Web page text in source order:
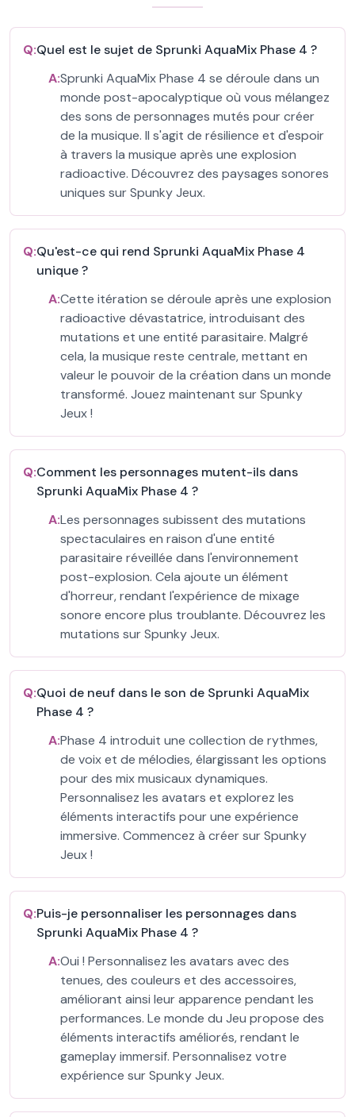
Q:Quel est le sujet de Sprunki AquaMix Phase 4 ?
A:Sprunki AquaMix Phase 4 se déroule dans un
monde post-apocalyptique où vous mélangez
des sons de personnages mutés pour créer
de la musique. Il s'agit de résilience et d'espoir
à travers la musique après une explosion
radioactive. Découvrez des paysages sonores
uniques sur Spunky Jeux.
Q:Qu'est-ce qui rend Sprunki AquaMix Phase 4
unique ?
A:Cette itération se déroule après une explosion
radioactive dévastatrice, introduisant des
mutations et une entité parasitaire. Malgré
cela, la musique reste centrale, mettant en
valeur le pouvoir de la création dans un monde
transformé. Jouez maintenant sur Spunky
Jeux !
Q:Comment les personnages mutent-ils dans
Sprunki AquaMix Phase 4 ?
A:Les personnages subissent des mutations
spectaculaires en raison d'une entité
parasitaire réveillée dans l'environnement
post-explosion. Cela ajoute un élément
d'horreur, rendant l'expérience de mixage
sonore encore plus troublante. Découvrez les
mutations sur Spunky Jeux.
Q:Quoi de neuf dans le son de Sprunki AquaMix
Phase 4 ?
A:Phase 4 introduit une collection de rythmes,
de voix et de mélodies, élargissant les options
pour des mix musicaux dynamiques.
Personnalisez les avatars et explorez les
éléments interactifs pour une expérience
immersive. Commencez à créer sur Spunky
Jeux !
Q:Puis-je personnaliser les personnages dans
Sprunki AquaMix Phase 4 ?
A:Oui ! Personnalisez les avatars avec des
tenues, des couleurs et des accessoires,
améliorant ainsi leur apparence pendant les
performances. Le monde du Jeu propose des
éléments interactifs améliorés, rendant le
gameplay immersif. Personnalisez votre
expérience sur Spunky Jeux.